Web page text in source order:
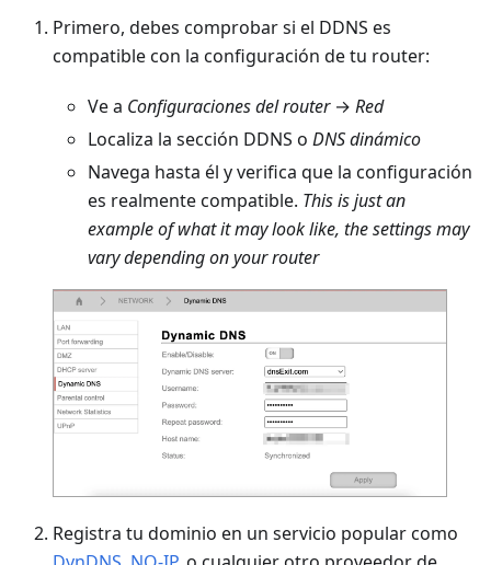
Primero, debes comprobar si el DDNS es
compatible con la configuración de tu router:
Ve a Configuraciones del router→ Red
Localiza la sección DDNS o DNS dinámico
Navega hasta él y verifica que la configuración
es realmente compatible. This is just an
example of what it may look like, the settings may
vary depending on your router
Registra tu dominio en un servicio popular como